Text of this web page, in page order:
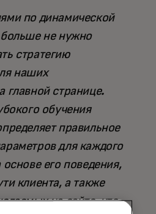
по динамической
не нужно
стратегию
наших
главной странице.
обучения
правильное
для каждого
основе его поведения,
клиента, а также
на сайте, что